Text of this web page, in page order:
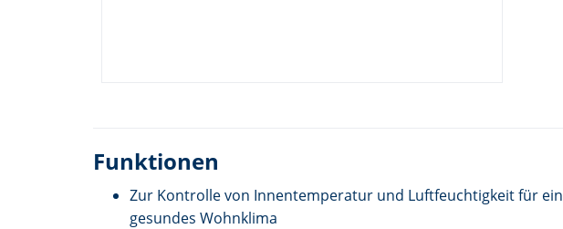
Funktionen
Zur Kontrolle von Innentemperatur und Luftfeuchtigkeit für ein
gesundes Wohnklima